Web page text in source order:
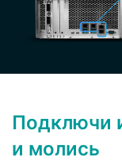
Подключи
и молись